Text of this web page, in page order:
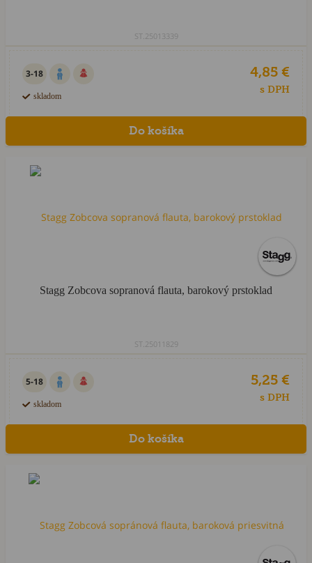
ST.25013339
3-18
skladom
4,85 €
s DPH
Stagg Zobcova sopranová flauta, barokový prstoklad
ST.25011829
5-18
skladom
5,25 €
s DPH